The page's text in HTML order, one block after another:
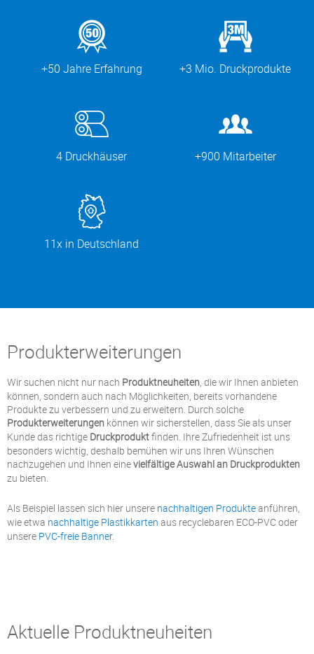
+50 Jahre Erfahrung +3 Mio. Druckprodukte
4 Druckhäuser +900 Mitarbeiter
11x in Deutschland
Produkterweiterungen
Wir suchen nicht nur nach Produktneuheiten , die wir Ihnen anbieten
können, sondern auch nach Möglichkeiten, bereits vorhandene
Produkte zu verbessern und zu erweitern. Durch solche
Produkterweiterungen können wir sicherstellen, dass Sie als unser
Kunde das richtige Druckproduktfinden. Ihre Zufriedenheit ist uns
besonders wichtig, deshalb bemühen wir uns Ihren Wünschen
nachzugehen und Ihnen einevielfältige Auswahl an Druckprodukten
zu bieten.
Als Beispiel lassen sich hier unsere nachhaltigen Produkteanführen,
wie etwa nachhaltige Plastikkarten aus recyclebaren ECO-PVC oder
unsere PVC-freie Banner.
Aktuelle Produktneuheiten